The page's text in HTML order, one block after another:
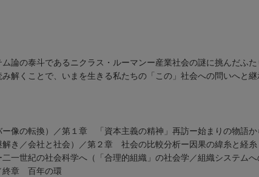
論の泰斗であるニクラス・ルーマンー産業社会の謎に挑んだふ
解くことで、いまを生きる私たちの「この」社会への問いへと
像の転換）／第１章 「資本主義の精神」再訪ー始まりの物語か
き／会社と社会）／第２章 社会の比較分析ー因果の緯糸と経糸
一世紀の社会科学へ（「合理的組織」の社会学／組織システム
終章 百年の環